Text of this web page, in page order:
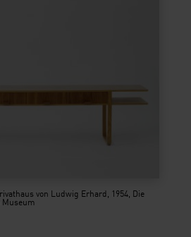
von Ludwig Erhard, 1954, Die